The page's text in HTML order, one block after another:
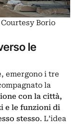
Borio
le
emergono i tre
la
con la città,
e le funzioni di
stesso. L’idea